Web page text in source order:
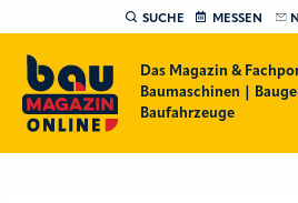
SUCHE MESSEN
Das Magazin &
Baumaschinen |
Baufahrzeuge